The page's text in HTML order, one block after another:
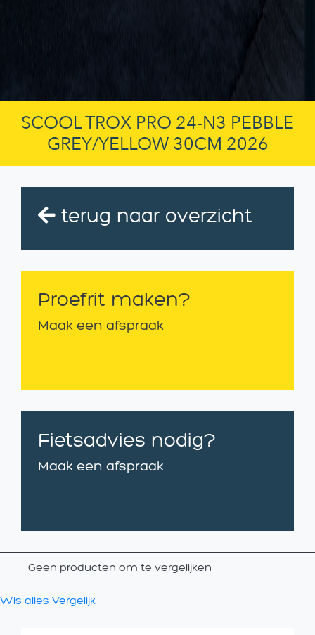
SCOOL TROX PRO 24-N3 PEBBLE
GREY/YELLOW 30CM 2026
terug naar overzicht
Proefrit maken?
Maak een afspraak
Fietsadvies nodig?
Maak een afspraak
Geen producten om te vergelijken
Wis alles Vergelijk